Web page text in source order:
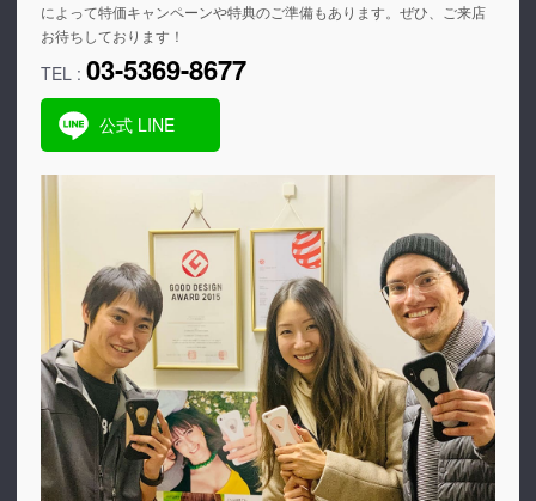
によって特価キャンペーンや特典のご準備もあります。ぜひ、ご来店
お待ちしております！
TEL : 03-5369-8677
公式 LINE